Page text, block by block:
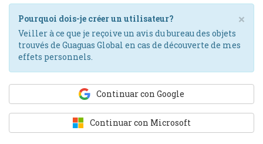
×
Pourquoi dois-je créer un utilisateur?
Veiller à ce que je reçoive un avis du bureau des objets
trouvés de Guaguas Global en cas de découverte de mes
effets personnels.
Continuar con Google
Continuar con Microsoft